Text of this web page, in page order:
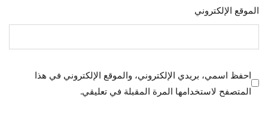
الموقع الإلكتروني
احفظ اسمي، بريدي الإلكتروني، والموقع الإلكتروني في هذا
المتصفح لاستخدامها المرة المقبلة في تعليقي.